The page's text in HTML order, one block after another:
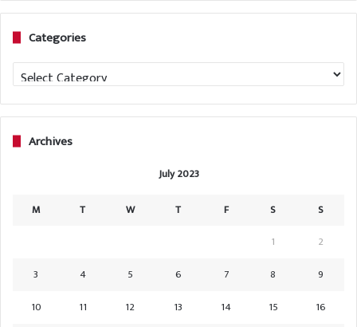
Categories
Categories
Archives
July 2023
M T W T F S
S
1
2
3
4 5 6 7 8
9
10
11 12 13 14 15
16